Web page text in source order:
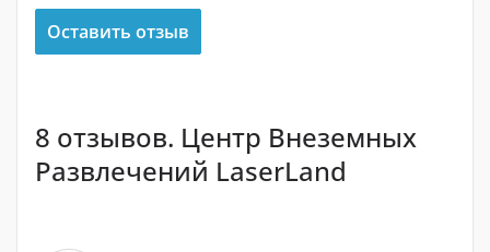
Оставить отзыв
8 отзывов. Центр Внеземных
Развлечений LaserLand